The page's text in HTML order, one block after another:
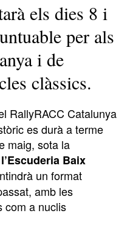
els dies 8 i
per als
i de
clàssics.
RallyRACC Catalunya
es durà a terme
maig, sota la
Baix
un format
amb les
com a nuclis